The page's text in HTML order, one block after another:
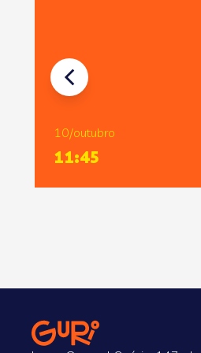
10/outubro
11:45